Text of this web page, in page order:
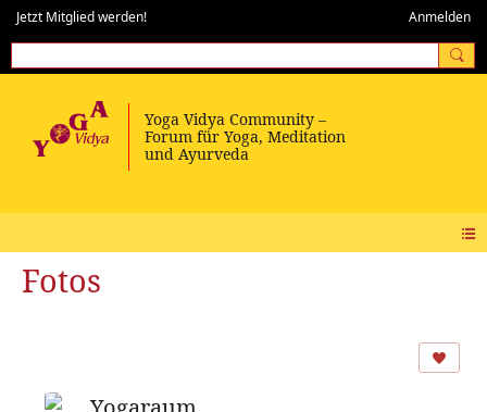
Jetzt Mitglied werden! Anmelden
Fotos